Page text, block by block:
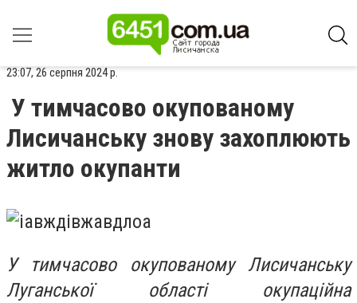
23:07, 26 серпня 2024 р.
У тимчасово окупованому
Лисичанську знову захоплюють
житло окупанти
У тимчасово окупованому Лисичанську
Луганської області окупаційна